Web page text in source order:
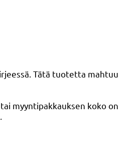
Tätä tuotetta mahtuu
myyntipakkauksen koko on